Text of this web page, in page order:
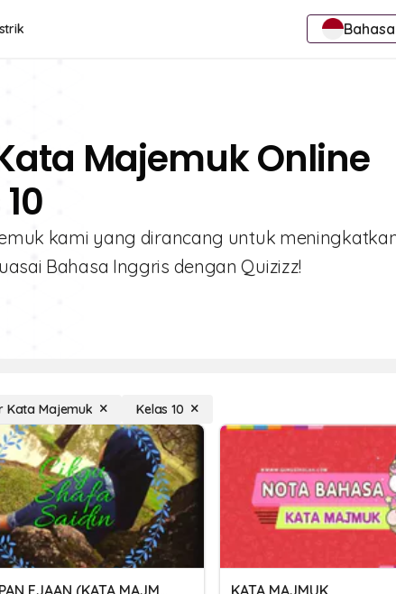
Majemuk Online
kami yang dirancang untuk
Bahasa Inggris dengan Quizizz!
Kata Majemuk Kelas 10
KESILAPAN EJAAN (KATA MAJMUK) KATA MAJMUK